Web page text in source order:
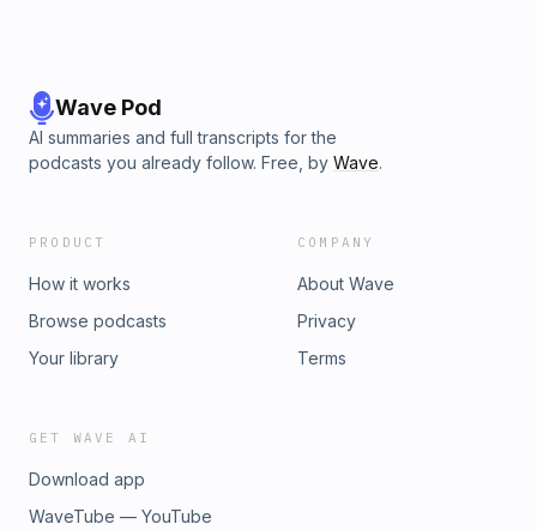
Wave Pod
AI summaries and full transcripts for the
podcasts you already follow. Free, by Wave.
PRODUCT
How it works
Browse podcasts
Your library
COMPANY
About Wave
Privacy
Terms
GET WAVE AI
Download app
WaveTube — YouTube